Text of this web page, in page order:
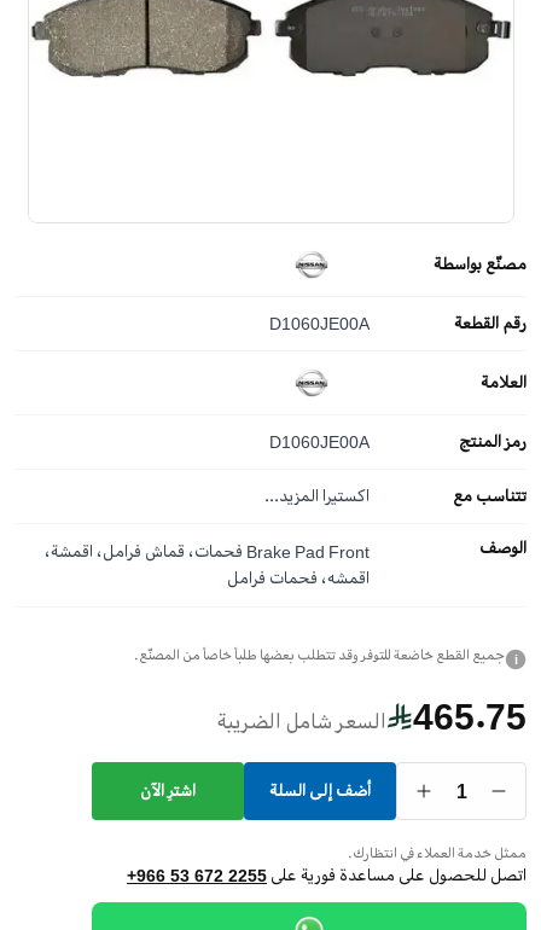
مصنّع بواسطة
رقم القطعة D1060JE00A
العلامة
رمز المنتج D1060JE00A
تتناسب مع اكستيرا المزيد...
الوصف
Brake Pad Front فحمات، قماش فرامل، اقمشة،
اقمشه، فحمات فرامل
i جميع القطع خاضعة للتوفر وقد تتطلب بعضها طلباً خاصاً من المصنّع.
465.75 السعر شامل الضريبة
1 أضف إلى السلة اشترِ الآن
ممثل خدمة العملاء في انتظارك.
اتصل للحصول على مساعدة فورية على +966 53 672 2255